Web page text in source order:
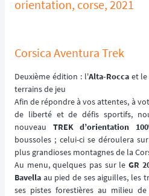
orientation, corse, 2021
Corsica Aventura Trek
Deuxième édition : l'Alta-Roccaet le
terrains de jeu
Afin de répondre à vos attentes, à
de liberté et de défis sportifs,
nouveau TREK d’orientation
boussoles ; celui-ci se déroulera
plus grandioses montagnes de la
Au menu, quelques pas sur le GR
Bavella au pied de ses aiguilles, les
ses pistes forestières au milieu